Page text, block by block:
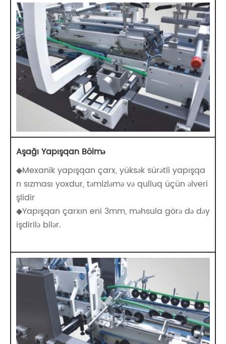
Aşağı Yapışqan Bölmə
◆Mexanik yapışqan çarx, yüksək sürətli yapışqa
n sızması yoxdur, təmizləmə və qulluq üçün əlveri
şlidir
◆Yapışqan çarxın eni 3mm, məhsula görə də dəy
işdirilə bilər.